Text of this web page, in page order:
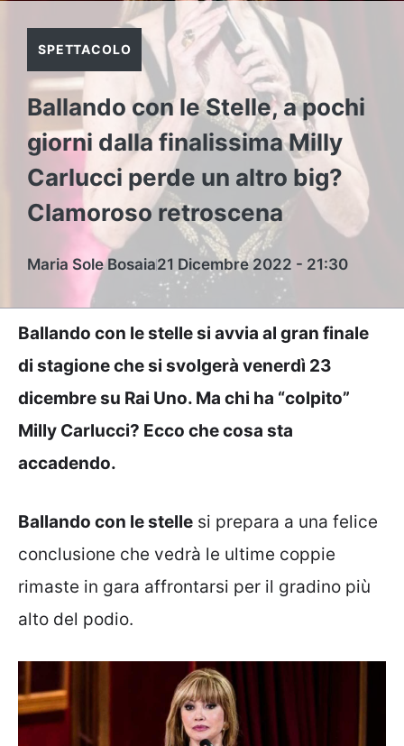
SPETTACOLO
Ballando con le Stelle, a pochi
giorni dalla finalissima Milly
Carlucci perde un altro big?
Clamoroso retroscena
Maria Sole Bosaia21 Dicembre 2022 - 21:30
Ballando con le stelle si avvia al gran finale
di stagione che si svolgerà venerdì 23
dicembre su Rai Uno. Ma chi ha “colpito”
Milly Carlucci? Ecco che cosa sta
accadendo.
Ballando con le stelle si prepara a una felice
conclusione che vedrà le ultime coppie
rimaste in gara affrontarsi per il gradino più
alto del podio.